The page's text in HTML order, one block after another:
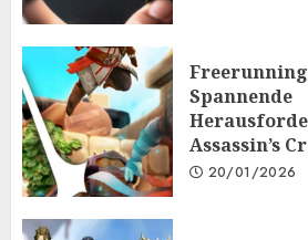
Spannende
Assassin’s
20/01/2026